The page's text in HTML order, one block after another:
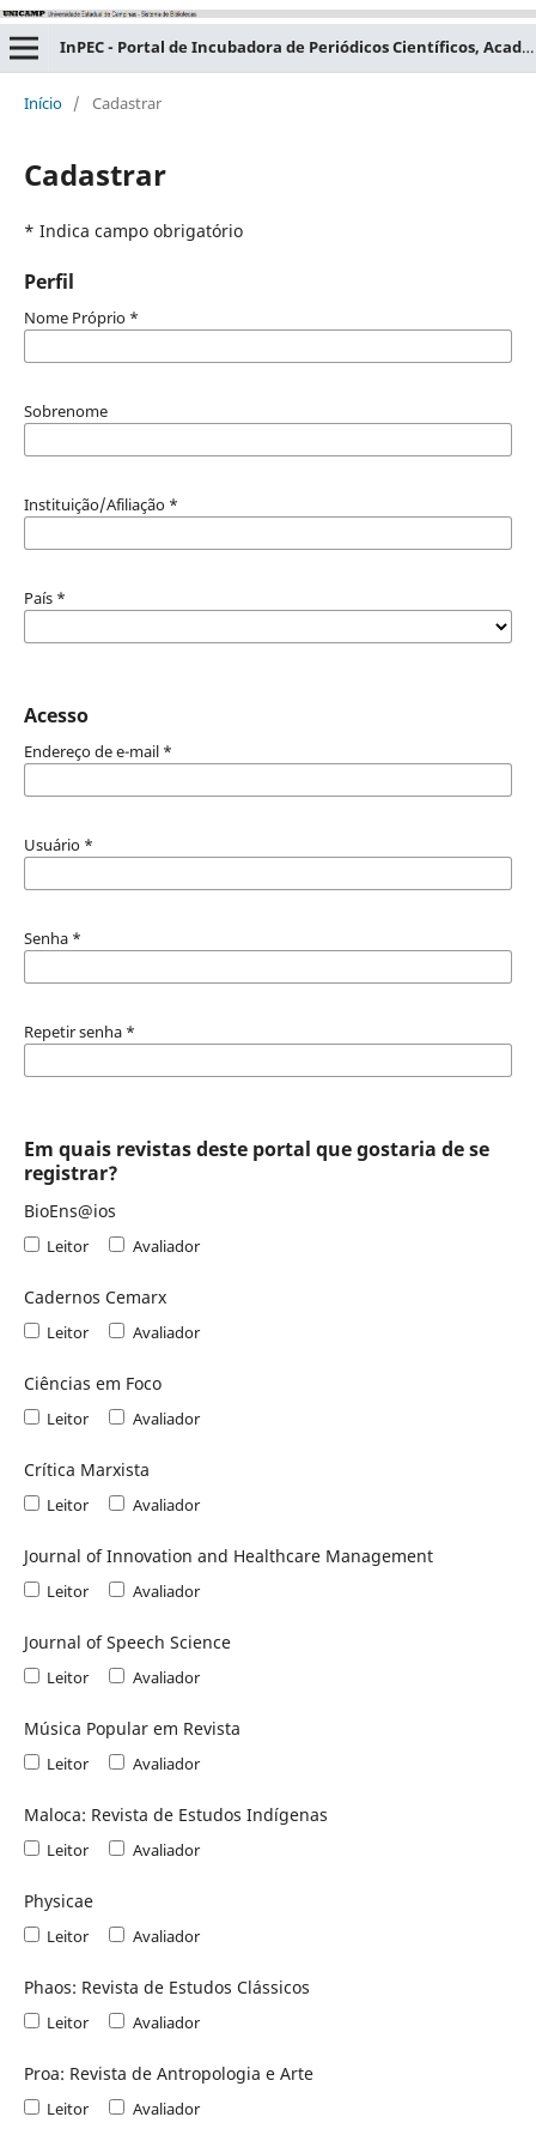
InPEC - Portal de Incubadora de Periódicos Científicos, Acadêmicos e Educacionais
Início / Cadastrar
Cadastrar
* Indica campo obrigatório
Perfil
Nome Próprio *
Sobrenome
Instituição/Afiliação *
País *
Acesso
Endereço de e-mail *
Usuário *
Senha *
Repetir senha *
Em quais revistas deste portal que gostaria de se
registrar?
BioEns@ios
Leitor Avaliador
Cadernos Cemarx
Leitor Avaliador
Ciências em Foco
Leitor Avaliador
Crítica Marxista
Leitor Avaliador
Journal of Innovation and Healthcare Management
Leitor Avaliador
Journal of Speech Science
Leitor Avaliador
Música Popular em Revista
Leitor Avaliador
Maloca: Revista de Estudos Indígenas
Leitor Avaliador
Physicae
Leitor Avaliador
Phaos: Revista de Estudos Clássicos
Leitor Avaliador
Proa: Revista de Antropologia e Arte
Leitor Avaliador